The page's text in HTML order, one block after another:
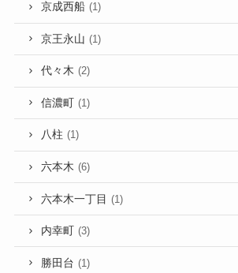
京成西船 (1)
京王永山 (1)
代々木 (2)
信濃町 (1)
八柱 (1)
六本木 (6)
六本木一丁目 (1)
内幸町 (3)
勝田台 (1)